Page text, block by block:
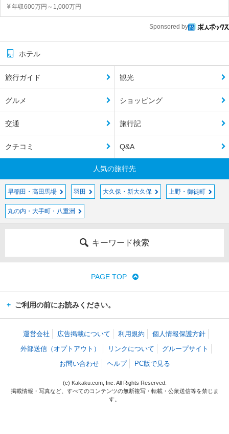
年収600万円～1,000万円
Sponsored by
ホテル
旅行ガイド 観光
グルメ ショッピング
交通 旅行記
クチコミ Q&A
人気の旅行先
早稲田・高田馬場 羽田 大久保・新大久保 上野・御徒町
丸の内・大手町・八重洲
キーワード検索
PAGE TOP
ご利用の前にお読みください。
運営会社 広告掲載について 利用規約
個人情報保護方針
外部送信（オプトアウト）
リンクについて
グループサイト
お問い合わせ
ヘルプ PC版で見る
(c) Kakaku.com, Inc. All Rights Reserved.
掲載情報・写真など、すべてのコンテンツの無断複写・転載・公衆送信等を禁じま
す。